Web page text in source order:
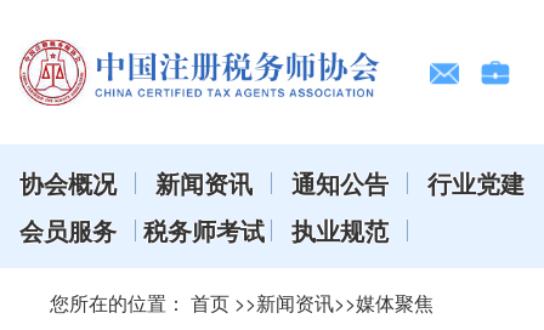
协会概况 新闻资讯 通知公告
行业党建
会员服务
税务师考试 执业规范
您所在的位置： 首页 >>新闻资讯>>媒体聚焦